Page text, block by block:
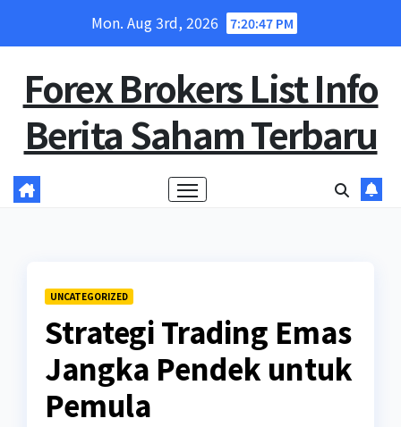
Mon. Aug 3rd, 2026 7:20:48 PM
Forex Brokers List Info
Berita Saham Terbaru
UNCATEGORIZED
Strategi Trading Emas
Jangka Pendek untuk
Pemula